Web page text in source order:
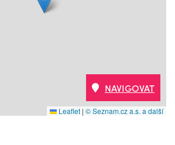
Leaflet | © Seznam.cz a.s. a další
NAVIGOVAT